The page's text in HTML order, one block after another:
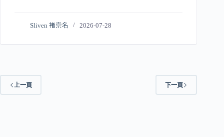
Sliven 褚崇名 2026-07-28
上一頁 下一頁